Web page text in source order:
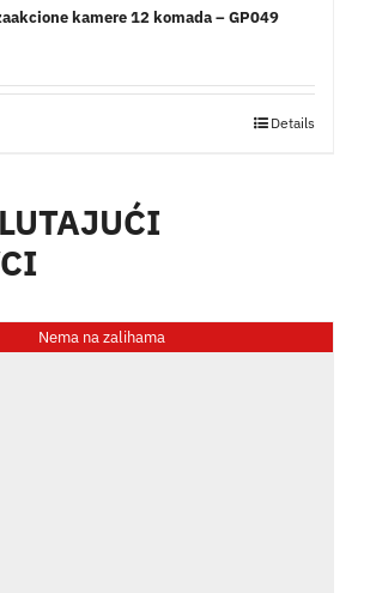
kamere 12 komada – GP049
Details
Nema na zalihama